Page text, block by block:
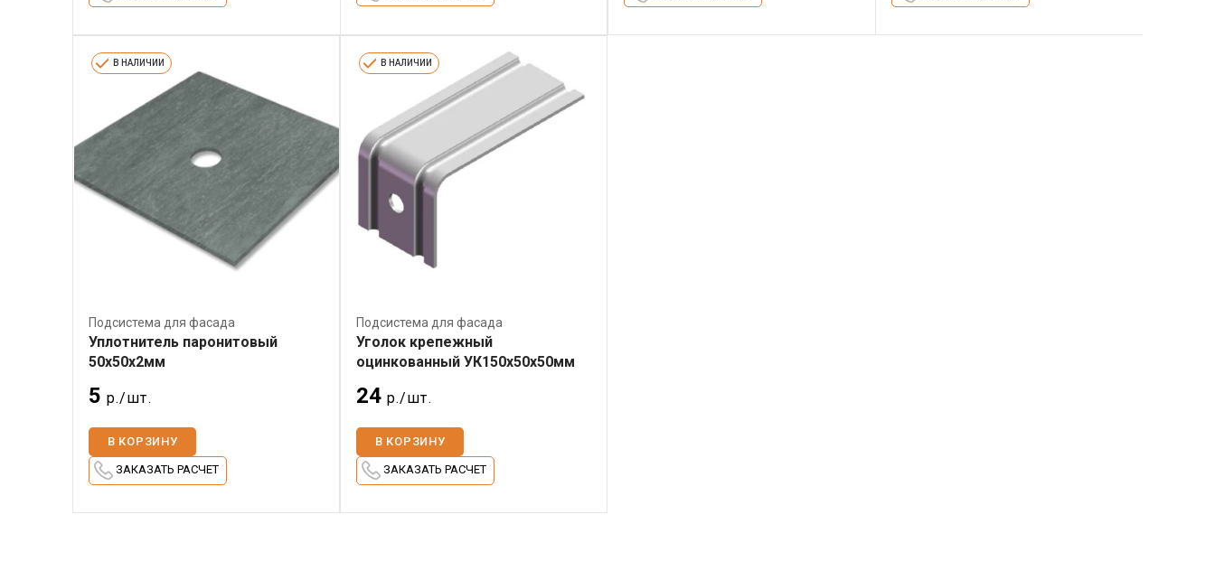
В НАЛИЧИИ
Подсистема для фасада
Уплотнитель паронитовый
50х50х2мм
5 р./шт.
В КОРЗИНУ
ЗАКАЗАТЬ РАСЧЕТ
В НАЛИЧИИ
Подсистема для фасада
Уголок крепежный
оцинкованный УК150х50х50мм
24 р./шт.
В КОРЗИНУ
ЗАКАЗАТЬ РАСЧЕТ